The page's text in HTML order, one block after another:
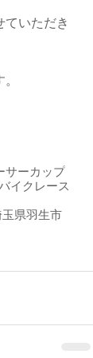
ていただき
サーカップ
イクレース
玉県羽生市